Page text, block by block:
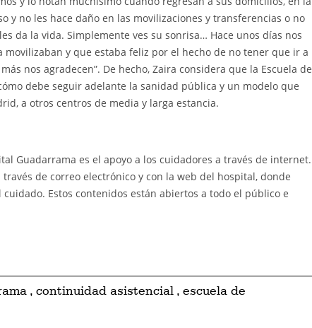
no les hace daño en las movilizaciones y transferencias o no
da la vida. Simplemente ves su sonrisa… Hace unos días nos
y que estaba feliz por el hecho de no tener que ir a
nos agradecen”. De hecho, Zaira considera que la Escuela de
debe seguir adelante la sanidad pública y un modelo que
a otros centros de media y larga estancia.
Guadarrama es el apoyo a los cuidadores a través de internet.
de correo electrónico y con la web del hospital, donde
Estos contenidos están abiertos a todo el público e
, continuidad asistencial , escuela de